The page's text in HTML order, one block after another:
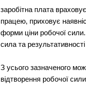
заробітна плата
працею, приховує
форми ціни робочої
сила та
З усього зазначеного
відтворення робочої